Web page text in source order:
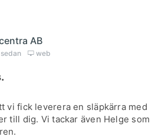
AB
web
vi fick leverera en släpkärra med
till dig. Vi tackar även Helge som